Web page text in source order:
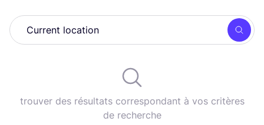
trouver des résultats correspondant à vos critères
de recherche